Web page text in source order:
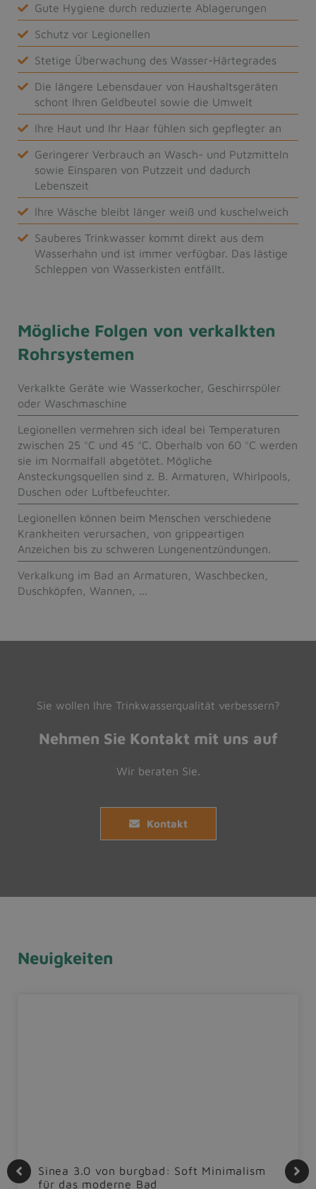
Gute Hygiene durch reduzierte Ablagerungen
Schutz vor Legionellen
Stetige Überwachung des Wasser-Härtegrades
Die längere Lebensdauer von Haushaltsgeräten
schont Ihren Geldbeutel sowie die Umwelt
Ihre Haut und Ihr Haar fühlen sich gepflegter an
Geringerer Verbrauch an Wasch- und Putzmitteln
sowie Einsparen von Putzzeit und dadurch
Lebenszeit
Ihre Wäsche bleibt länger weiß und kuschelweich
Sauberes Trinkwasser kommt direkt aus dem
Wasserhahn und ist immer verfügbar. Das lästige
Schleppen von Wasserkisten entfällt.
Mögliche Folgen von verkalkten
Rohrsystemen
Verkalkte Geräte wie Wasserkocher, Geschirrspüler
oder Waschmaschine
Legionellen vermehren sich ideal bei Temperaturen
zwischen 25 °C und 45 °C. Oberhalb von 60 °C werden
sie im Normalfall abgetötet. Mögliche
Ansteckungsquellen sind z. B. Armaturen, Whirlpools,
Duschen oder Luftbefeuchter.
Legionellen können beim Menschen verschiedene
Krankheiten verursachen, von grippeartigen
Anzeichen bis zu schweren Lungenentzündungen.
Verkalkung im Bad an Armaturen, Waschbecken,
Duschköpfen, Wannen, ...
Sie wollen Ihre Trinkwasserqualität verbessern?
Nehmen Sie Kontakt mit uns auf
Wir beraten Sie.
Kontakt
Neuigkeiten
Sinea 3.0 von burgbad: Soft Minimalism
für das moderne Bad